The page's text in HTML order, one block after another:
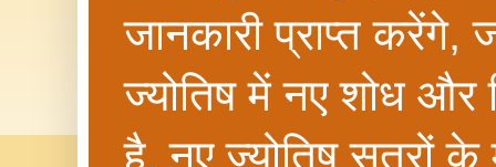
जानकारी प्राप्त करेंगे,
ज्योतिष में नए शोध और
है, नए ज्योतिष सूत्रों